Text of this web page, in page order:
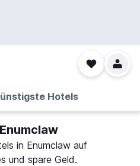
Hotels
in Enumclaw auf
und spare Geld.